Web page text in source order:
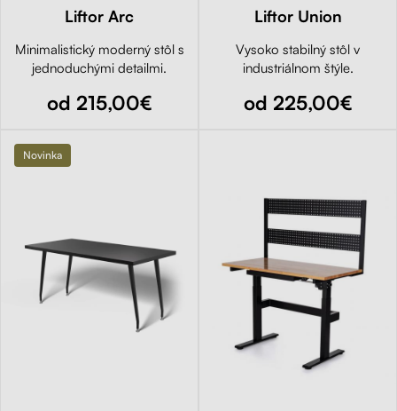
Liftor Arc
Minimalistický moderný stôl s
jednoduchými detailmi.
od 215,00€
Liftor Union
Vysoko stabilný stôl v
industriálnom štýle.
od 225,00€
Novinka